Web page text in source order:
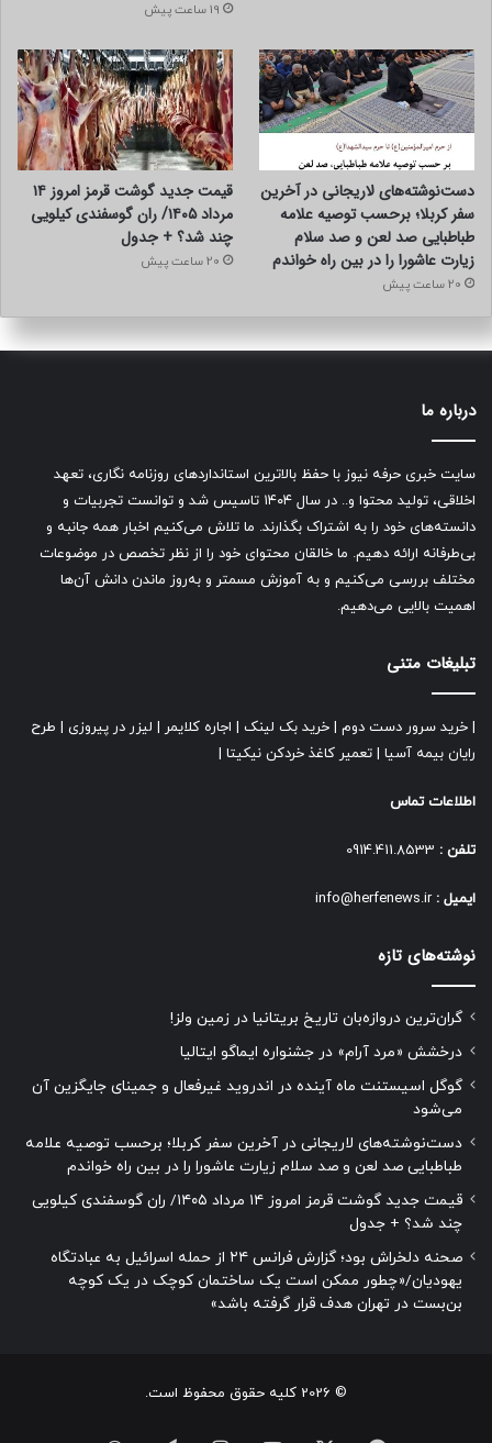
19 ساعت پیش
دست‌نوشته‌های لاریجانی در آخرین
سفر کربلا؛ برحسب توصیه علامه
طباطبایی صد لعن و صد سلام
زیارت عاشورا را در بین راه خواندم
20 ساعت پیش
قیمت جدید گوشت قرمز امروز ۱۴
مرداد ۱۴۰۵/ ران گوسفندی کیلویی
چند شد؟ + جدول
20 ساعت پیش
درباره ما
سایت خبری حرفه نیوز با حفظ بالاترین استانداردهای روزنامه نگاری، تعهد
اخلاقی، تولید محتوا و.. در سال ۱۴۰۴ تاسیس شد و توانست تجربیات و
دانسته‌های خود را به اشتراک بگذارند. ما تلاش می‌کنیم اخبار همه جانبه و
بی‌طرفانه ارائه دهیم. ما خالقان محتوای خود را از نظر تخصص در موضوعات
مختلف بررسی می‌کنیم و به آموزش مسمتر و به‌روز ماندن دانش آن‌ها
اهمیت بالایی می‌دهیم.
تبلیغات متنی
خرید سرور دست دوم خرید بک لینک اجاره کلایمر لیزر در پیروزی
طرح
رایان بیمه آسیا
تعمیر کاغذ خردکن نیکیتا
اطلاعات تماس
تلفن :
ایمیل : info@herfenews.ir
نوشته‌های تازه
گران‌ترین دروازه‌بان تاریخ بریتانیا در زمین ولز!
درخشش «مرد آرام» در جشنواره ایماگو ایتالیا
گوگل اسیستنت ماه آینده در اندروید غیرفعال و جمینای جایگزین آن
می‌شود
دست‌نوشته‌های لاریجانی در آخرین سفر کربلا؛ برحسب توصیه علامه
طباطبایی صد لعن و صد سلام زیارت عاشورا را در بین راه خواندم
قیمت جدید گوشت قرمز امروز ۱۴ مرداد ۱۴۰۵/ ران گوسفندی کیلویی
چند شد؟ + جدول
صحنه دلخراش بود؛ گزارش فرانس ۲۴ از حمله اسرائیل به عبادتگاه
یهودیان/«چطور ممکن است یک ساختمان کوچک در یک کوچه
بن‌بست در تهران هدف قرار گرفته باشد»
© 2026 کلیه حقوق محفوظ است.